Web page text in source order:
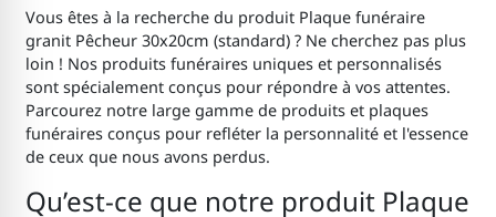
Vous êtes à la recherche du produit Plaque funéraire
granit Pêcheur 30x20cm (standard) ? Ne cherchez pas plus
loin ! Nos produits funéraires uniques et personnalisés
sont spécialement conçus pour répondre à vos attentes.
Parcourez notre large gamme de produits et plaques
funéraires conçus pour refléter la personnalité et l'essence
de ceux que nous avons perdus.
Qu’est-ce que notre produit Plaque